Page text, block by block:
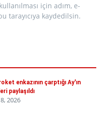
için adım, e-
tarayıcıya kaydedilsin.
enkazının çarptığı Ay'ın
paylaşıldı
2026